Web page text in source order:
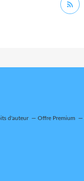
d'auteur Offre Premium